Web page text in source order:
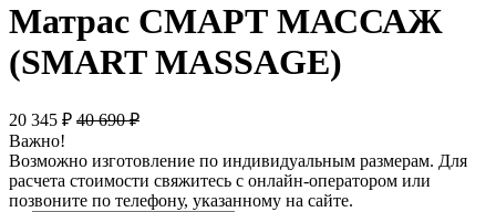
Матрас СМАРТ МАССАЖ
(SMART MASSAGE)
20 345 ₽ 40 690₽
Важно!
Возможно изготовление по индивидуальным размерам. Для
расчета стоимости свяжитесь с онлайн-оператором или
позвоните по телефону, указанному на сайте.